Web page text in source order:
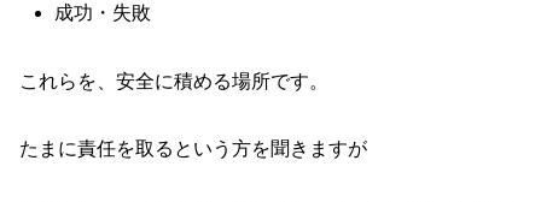
成功・失敗
これらを、安全に積める場所です。
たまに責任を取るという方を聞きますが